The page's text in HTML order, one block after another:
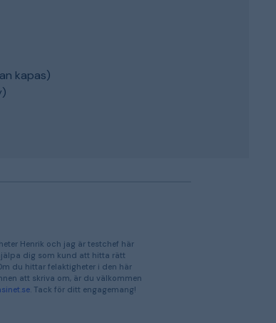
kapas)
Henrik och jag är testchef här
dig som kund att hitta rätt
du hittar felaktigheter i den här
att skriva om, är du välkommen
. Tack för ditt engagemang!